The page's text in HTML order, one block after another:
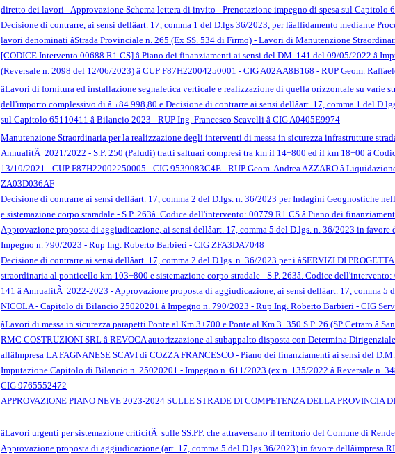
diretto dei lavori - Approvazione Schema lettera di invito - Prenotazione impegno di spesa sul Capitolo
Decisione di contrarre, ai sensi dellâart. 17, comma 1 del D.lgs 36/2023, per lâaffidamento mediante
lavori denominati âStrada Provinciale n. 265 (Ex SS. 534 di Firmo) - Lavori di Manutenzione
[CODICE Intervento 00688.R1.CS] â Piano dei finanziamenti ai sensi del DM. 141 del 09/05/2022 â
(Reversale n. 2098 del 12/06/2023) â CUP F87H22004250001 - CIG A02AA8B168 - RUP Geom.
âLavori di fornitura ed installazione segnaletica verticale e realizzazione di quella orizzontale su varie
dell'importo complessivo di â¬ 84.998,80 e Decisione di contrarre ai sensi dellâart. 17, comma 1 del
sul Capitolo 65110411 â Bilancio 2023 - RUP Ing. Francesco Scavelli â CIG A0405E9974
Manutenzione Straordinaria per la realizzazione degli interventi di messa in sicurezza infrastrutture
AnnualitÃ 2021/2022 - S.P. 250 (Paludi) tratti saltuari compresi tra km il 14+800 ed il km 18+00 â
13/10/2021 - CUP F87H22002250005 - CIG 9539083C4E - RUP Geom. Andrea AZZARO â
ZA03D036AF
Decisione di contrarre ai sensi dellâart. 17, comma 2 del D.lgs. n. 36/2023 per Indagini Geognostiche
e sistemazione corpo staradale - S.P. 263â. Codice dell'intervento: 00779.R1.CS â Piano dei
Approvazione proposta di aggiudicazione, ai sensi dellâart. 17, comma 5 del D.lgs. n. 36/2023 in
Impegno n. 790/2023 - Rup Ing. Roberto Barbieri - CIG ZFA3DA7048
Decisione di contrarre ai sensi dellâart. 17, comma 2 del D.lgs. n. 36/2023 per i âSERVIZI DI
straordinaria al ponticello km 103+800 e sistemazione corpo stradale - S.P. 263â. Codice
141 â AnnualitÃ 2022-2023 - Approvazione proposta di aggiudicazione, ai sensi dellâart. 17, comma
NICOLA - Capitolo di Bilancio 25020201 â Impegno n. 790/2023 - Rup Ing. Roberto Barbieri - CIG
âLavori di messa in sicurezza parapetti Ponte al Km 3+700 e Ponte al Km 3+350 S.P. 26 (SP Cetraro â
RMC COSTRUZIONI SRL â REVOCA autorizzazione al subappalto disposta con Determina
allâImpresa LA FAGNANESE SCAVI di COZZA FRANCESCO - Piano dei finanziamenti ai sensi del
Imputazione Capitolo di Bilancio n. 25020201 - Impegno n. 611/2023 (ex n. 135/2022 â Reversale n.
CIG 9765552472
APPROVAZIONE PIANO NEVE 2023-2024 SULLE STRADE DI COMPETENZA DELLA PROVINCIA
âLavori urgenti per sistemazione criticitÃ sulle SS.PP. che attraversano il territorio del Comune di Rende e
Approvazione proposta di aggiudicazione (art. 17, comma 5 del D.lgs 36/2023) in favore dellâimpresa